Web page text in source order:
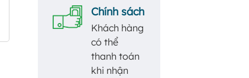
Chính sách
Khách hàng
có thể
thanh toán
khi nhận